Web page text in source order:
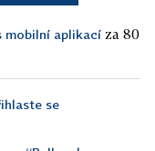
mobilní aplikací za 80
se